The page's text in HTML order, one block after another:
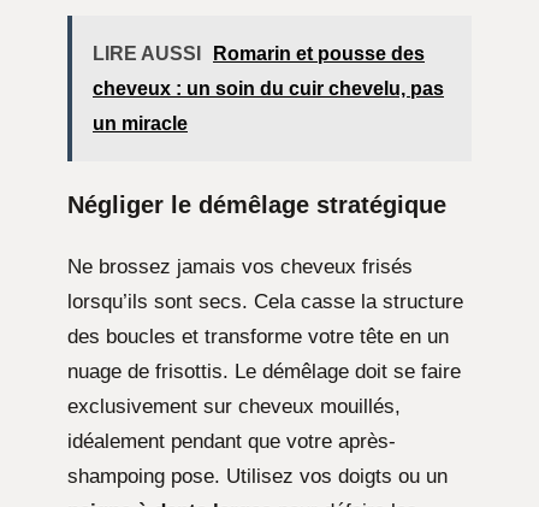
LIRE AUSSI
Romarin et pousse des
cheveux : un soin du cuir chevelu, pas
un miracle
Négliger le démêlage stratégique
Ne brossez jamais vos cheveux frisés
lorsqu’ils sont secs. Cela casse la structure
des boucles et transforme votre tête en un
nuage de frisottis. Le démêlage doit se faire
exclusivement sur cheveux mouillés,
idéalement pendant que votre après-
shampoing pose. Utilisez vos doigts ou un